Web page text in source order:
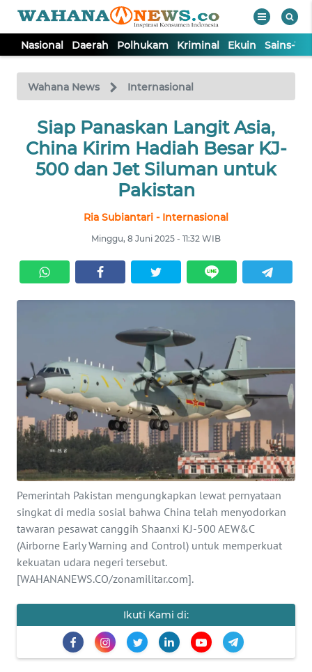
Nasional Daerah Polhukam Kriminal Ekuin Sains-
Wahana News Internasional
Siap Panaskan Langit Asia,
China Kirim Hadiah Besar KJ-
500 dan Jet Siluman untuk
Pakistan
Ria Subiantari - Internasional
Minggu, 8 Juni 2025 - 11:32 WIB
Pemerintah Pakistan mengungkapkan lewat pernyataan
singkat di media sosial bahwa China telah menyodorkan
tawaran pesawat canggih Shaanxi KJ-500 AEW&C
(Airborne Early Warning and Control) untuk memperkuat
kekuatan udara negeri tersebut.
[WAHANANEWS.CO/zonamilitar.com].
Ikuti Kami di:
TV
Tutup
NASIONAL
DAERAH
EKUIN
KESEHATAN
INTERNASIONAL
SERBA-SERBI
PENDIDIKAN
OLAHRAGA
OPINI
Informasi
INDEKS